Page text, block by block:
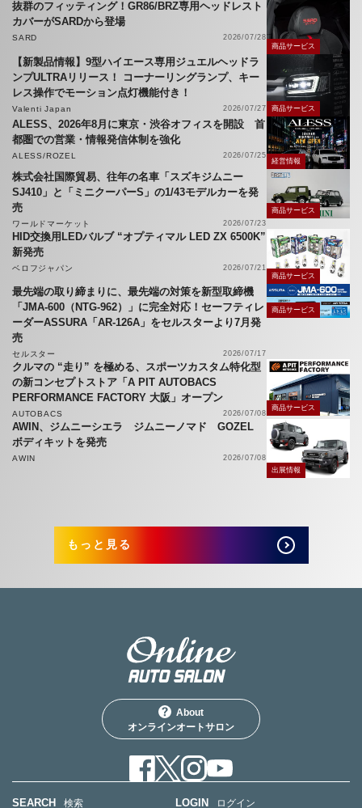
抜群のフィッティング！GR86/BRZ専用ヘッドレスト
カバーがSARDから登場
SARD
2026/07/28
商品サービス
【新製品情報】9型ハイエース専用ジュエルヘッドラ
ンプULTRAリリース！ コーナーリングランプ、キー
レス操作でモーション点灯機能付き！
Valenti Japan 2026/07/27 商品サービス
ALESS、2026年8月に東京・渋谷オフィスを開設 首
都圏での営業・情報発信体制を強化
ALESS/ROZEL 2026/07/25
経営情報
株式会社国際貿易、往年の名車「スズキジムニー
SJ410」と「ミニクーパーS」の1/43モデルカーを発
売
ワールドマーケット 2026/07/23
商品サービス
HID交換用LEDバルブ “オプティマル LED ZX 6500K”
新発売
ベロフジャパン
2026/07/21
商品サービス
最先端の取り締まりに、最先端の対策を新型取締機
「JMA-600（NTG-962）」に完全対応！セーフティレ
ーダーASSURA「AR-126A」をセルスターより7月発
売
セルスター 2026/07/17
商品サービス
クルマの “走り” を極める、スポーツカスタム特化型
の新コンセプトストア「A PIT AUTOBACS
PERFORMANCE FACTORY 大阪」オープン
AUTOBACS 2026/07/08
商品サービス
AWIN、ジムニーシエラ ジムニーノマド GOZEL
ボディキットを発売
AWIN
2026/07/08
出展情報
もっと見る
About
オンラインオートサロン
SEARCH 検索 LOGIN ログイン